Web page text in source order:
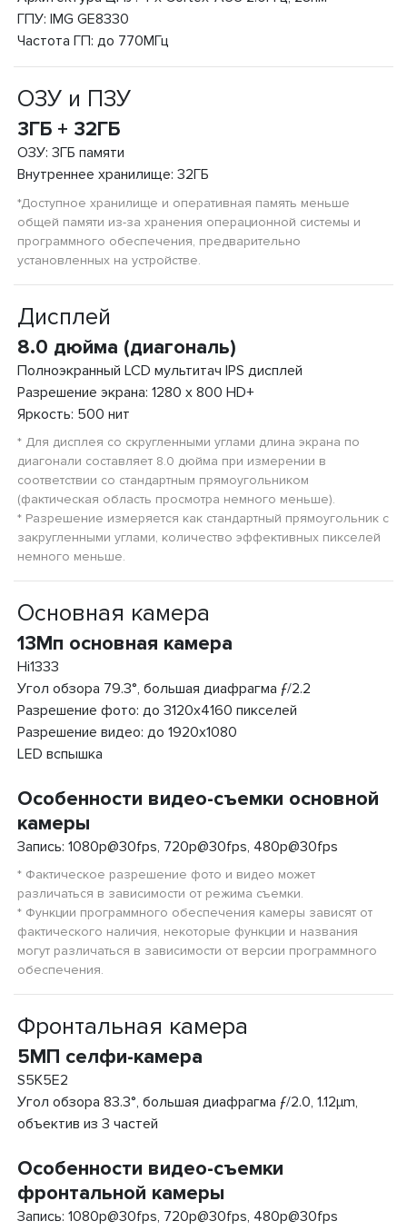
ГПУ: IMG GE8330
Частота ГП: до 770МГц
ОЗУ и ПЗУ
3ГБ + 32ГБ
ОЗУ: 3ГБ памяти
Внутреннее хранилище: 32ГБ
*Доступное хранилище и оперативная память меньше
общей памяти из-за хранения операционной системы и
программного обеспечения, предварительно
установленных на устройстве.
Дисплей
8.0 дюйма (диагональ)
Полноэкранный LCD мультитач IPS дисплей
Разрешение экрана: 1280 x 800 HD+
Яркость: 500 нит
* Для дисплея со скругленными углами длина экрана по
диагонали составляет 8.0 дюйма при измерении в
соответствии со стандартным прямоугольником
(фактическая область просмотра немного меньше).
* Разрешение измеряется как стандартный прямоугольник с
закругленными углами, количество эффективных пикселей
немного меньше.
Основная камера
13Мп основная камера
Hi1333
Угол обзора 79.3°, большая диафрагма ƒ/2.2
Разрешение фото: до 3120x4160 пикселей
Разрешение видео: до 1920x1080
LED вспышка
Особенности видео-съемки основной
камеры
Запись: 1080p@30fps, 720p@30fps, 480p@30fps
* Фактическое разрешение фото и видео может
различаться в зависимости от режима съемки.
* Функции программного обеспечения камеры зависят от
фактического наличия, некоторые функции и названия
могут различаться в зависимости от версии программного
обеспечения.
Фронтальная камера
5МП селфи-камера
S5K5E2
Угол обзора 83.3°, большая диафрагма ƒ/2.0, 1.12µm,
объектив из 3 частей
Особенности видео-съемки
фронтальной камеры
Запись: 1080p@30fps, 720p@30fps, 480p@30fps